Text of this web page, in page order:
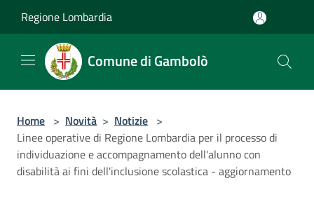
Regione Lombardia
Comune di Gambolò
Home > Novità > Notizie >
Linee operative di Regione Lombardia per il processo di
individuazione e accompagnamento dell'alunno con
disabilità ai fini dell'inclusione scolastica - aggiornamento